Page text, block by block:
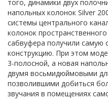
того, динамики двух
напольных колонок Silver
системы центрального
колонок
сабвуфера получили самую
конструкцию. При этом
3-полосной, а новая
двумя восьмидюймовыми
позволившими добиться
звучания в помещениях